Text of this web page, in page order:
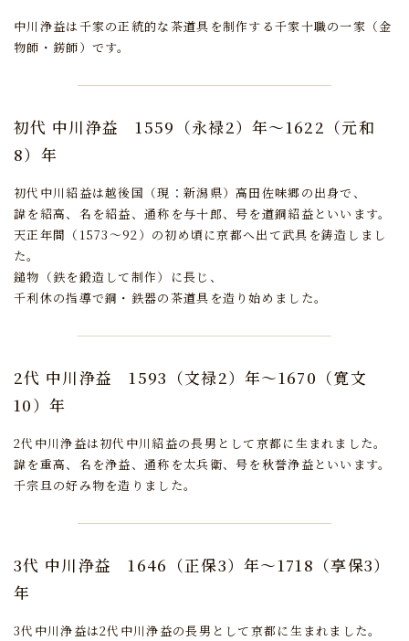
中川浄益は千家の正統的な茶道具を制作する千家十職の一家（金
物師・錺師）です。
初代 中川浄益1559（永禄2）年～1622（元和
8）年
初代中川紹益は越後国（現：新潟県）高田佐味郷の出身で、
諱を紹高、名を紹益、通称を与十郎、号を道銅紹益といいます。
天正年間（1573～92）の初め頃に京都へ出て武具を鋳造しまし
た。
鎚物（鉄を鍛造して制作）に長じ、
千利休の指導で銅・鉄器の茶道具を造り始めました。
2代 中川浄益1593（文禄2）年～1670（寛文
10）年
2代中川浄益は初代中川紹益の長男として京都に生まれました。
諱を重高、名を浄益、通称を太兵衛、号を秋誉浄益といいます。
千宗旦の好み物を造りました。
3代 中川浄益1646（正保3）年～1718（享保3）
年
3代中川浄益は2代中川浄益の長男として京都に生まれました。